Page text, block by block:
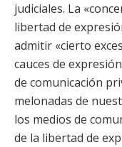
judiciales. La
libertad de
admitir «cierto
cauces de
de comunicación
melonadas de
los medios de
de la libertad de